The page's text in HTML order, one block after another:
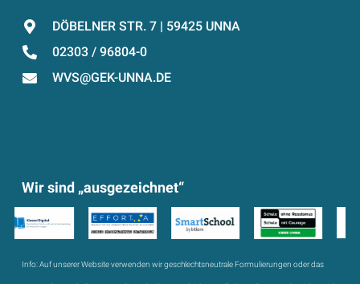
DÖBELNER STR. 7 | 59425 UNNA
02303 / 96804-0
WVS@GEK-UNNA.DE
Wir sind „ausgezeichnet“
Info:Auf unserer Website verwenden wir geschlechtsneutrale Formulierungen oder das